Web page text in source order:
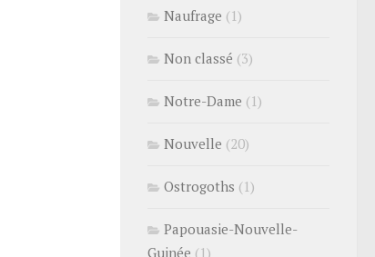
Naufrage (1)
Non classé (3)
Notre-Dame (1)
Nouvelle (20)
Ostrogoths (1)
Papouasie-Nouvelle-
Guinée (1)